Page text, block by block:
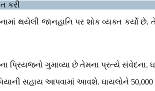
કરી
થયેલી જાનહાનિ પર શોક વ્યક્ત કર્યો
પ્રિયજનો ગુમાવ્યા છે તેમના પ્રત્યે સંવેદના.
સહાય આપવામાં આવશે. ઘાયલોને 50,000